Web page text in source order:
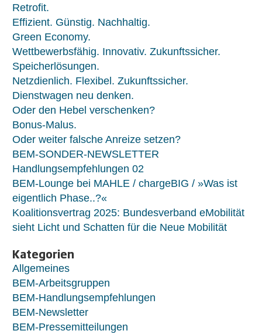
Retrofit.
Effizient. Günstig. Nachhaltig.
Green Economy.
Wettbewerbsfähig. Innovativ. Zukunftssicher.
Speicherlösungen.
Netzdienlich. Flexibel. Zukunftssicher.
Dienstwagen neu denken.
Oder den Hebel verschenken?
Bonus-Malus.
Oder weiter falsche Anreize setzen?
BEM-SONDER-NEWSLETTER
Handlungsempfehlungen 02
BEM-Lounge bei MAHLE / chargeBIG / »Was ist
eigentlich Phase..?«
Koalitionsvertrag 2025: Bundesverband eMobilität
sieht Licht und Schatten für die Neue Mobilität
Kategorien
Allgemeines
BEM-Arbeitsgruppen
BEM-Handlungsempfehlungen
BEM-Newsletter
BEM-Pressemitteilungen